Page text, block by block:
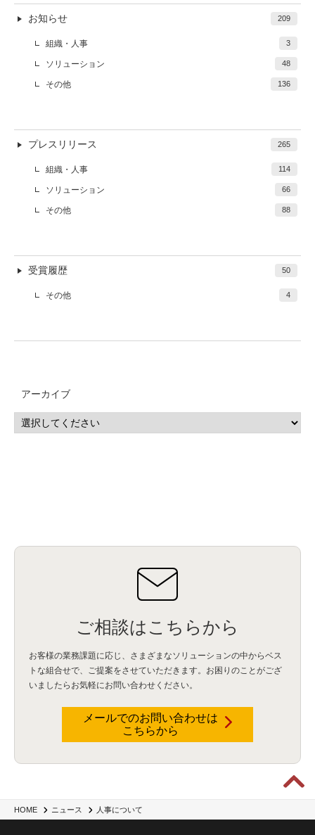
HOME ニュース 人事について
お知らせ 209
組織・人事 3
ソリューション 48
その他 136
プレスリリース 265
組織・人事 114
ソリューション 66
その他 88
受賞履歴 50
その他 4
アーカイブ
ご相談はこちらから
お客様の業務課題に応じ、さまざまなソリューションの中からベス
トな組合せで、
ご提案をさせていただきます。お困りのことがござ
いましたらお気軽にお問い合わせください。
メールでのお問い合わせは
こちらから